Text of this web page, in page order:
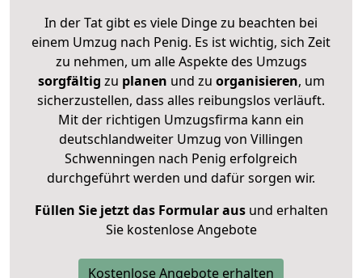
In der Tat gibt es viele Dinge zu beachten bei
einem Umzug nach Penig. Es ist wichtig, sich Zeit
zu nehmen, um alle Aspekte des Umzugs
sorgfältig zu planen und zu organisieren, um
sicherzustellen, dass alles reibungslos verläuft.
Mit der richtigen Umzugsfirma kann ein
deutschlandweiter Umzug von Villingen
Schwenningen nach Penig erfolgreich
durchgeführt werden und dafür sorgen wir.
Füllen Sie jetzt das Formular ausund erhalten
Sie kostenlose Angebote
Kostenlose Angebote erhalten